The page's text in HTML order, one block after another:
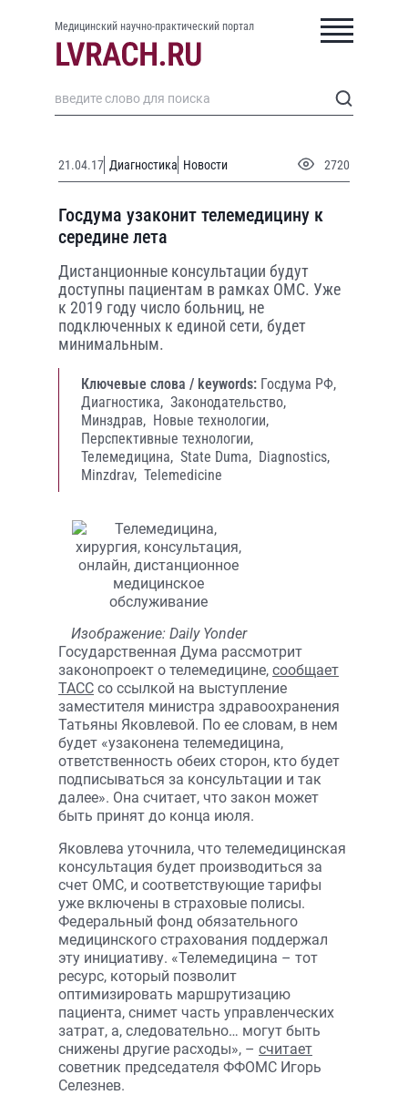
Медицинский научно-практический портал
21.04.17 Диагностика Новости 2720
Госдума узаконит телемедицину к
середине лета
Дистанционные консультации будут
доступны пациентам в рамках ОМС. Уже
к 2019 году число больниц, не
подключенных к единой сети, будет
минимальным.
Ключевые слова / keywords: Госдума РФ,
Диагностика, Законодательство,
Минздрав, Новые технологии,
Перспективные технологии,
Телемедицина, State Duma, Diagnostics,
Minzdrav, Telemedicine
Изображение: Daily Yonder
Государственная Дума рассмотрит
законопроект о телемедицине, сообщает
ТАСС со ссылкой на выступление
заместителя министра здравоохранения
Татьяны Яковлевой. По ее словам, в нем
будет «узаконена телемедицина,
ответственность обеих сторон, кто будет
подписываться за консультации и так
далее». Она считает, что закон может
быть принят до конца июля.
Яковлева уточнила, что телемедицинская
консультация будет производиться за
счет ОМС, и соответствующие тарифы
уже включены в страховые полисы.
Федеральный фонд обязательного
медицинского страхования поддержал
эту инициативу. «Телемедицина – тот
ресурс, который позволит
оптимизировать маршрутизацию
пациента, снимет часть управленческих
затрат, а, следовательно… могут быть
снижены другие расходы», – считает
советник председателя ФФОМС Игорь
Селезнев.